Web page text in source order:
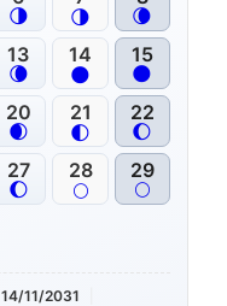
🌗
🌗
🌘
13
🌘
14
🌑
15
🌑
20
🌒
21
🌓
22
🌔
27
🌔
28
🌕
29
🌕
14/11/2031